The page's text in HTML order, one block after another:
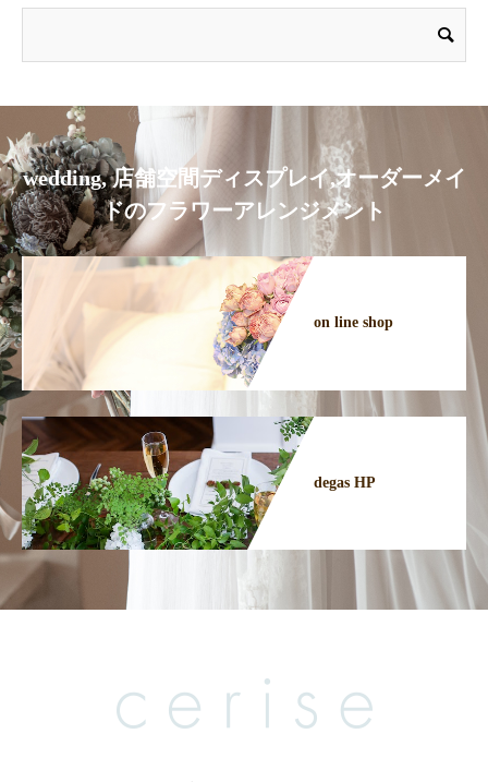
wedding, 店舗空間ディスプレイ,オーダーメイ
ドのフラワーアレンジメント
on line shop
degas HP